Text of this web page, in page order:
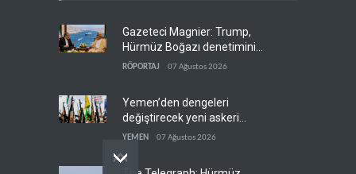
Pentagon silah şirketlerine
21 gün süre verdi
BATI YARIM KÜRE
Gazeteci Magnier: Trump,
Hürmüz Boğazı denetimini
doğrudan İran ve Umman'a
RÖPORTAJ 07 Ağustos 2026
Yemen’den dengeleri
değiştirecek yeni askeri
denklem
YEMEN 07 Ağustos 2026